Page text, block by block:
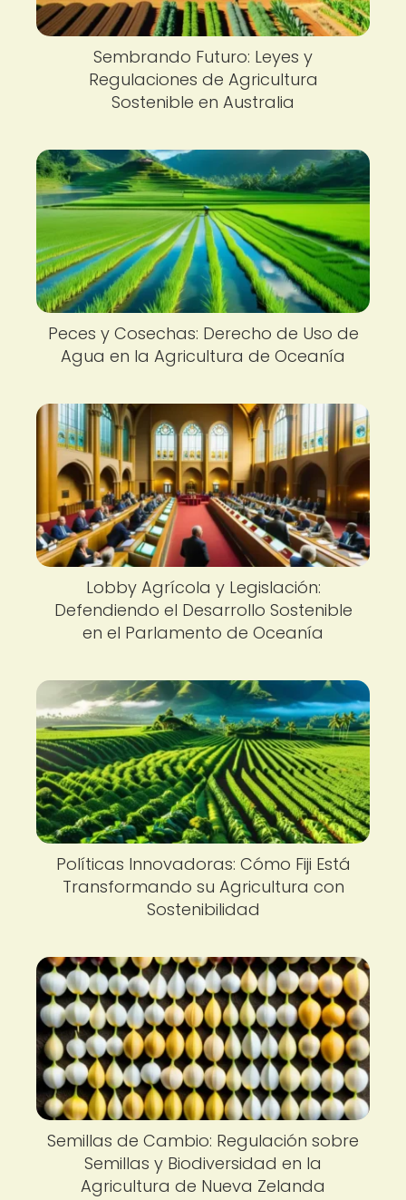
Sembrando Futuro: Leyes y
Regulaciones de Agricultura
Sostenible en Australia
Peces y Cosechas: Derecho de Uso de
Agua en la Agricultura de Oceanía
Lobby Agrícola y Legislación:
Defendiendo el Desarrollo Sostenible
en el Parlamento de Oceanía
Políticas Innovadoras: Cómo Fiji Está
Transformando su Agricultura con
Sostenibilidad
Semillas de Cambio: Regulación sobre
Semillas y Biodiversidad en la
Agricultura de Nueva Zelanda